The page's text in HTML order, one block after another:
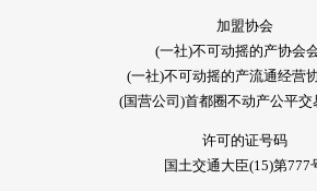
加盟协会
(一社)不可动摇的产协会
(一社)不可动摇的产流通经营
(国营公司)首都圈不动产公平交
许可的证号码
国土交通大臣(15)第777